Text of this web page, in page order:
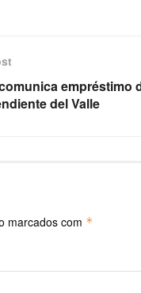
empréstimo
del Valle
marcados com *